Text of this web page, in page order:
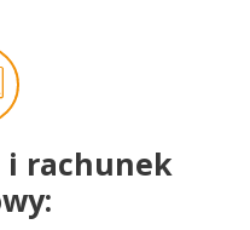
i rachunek